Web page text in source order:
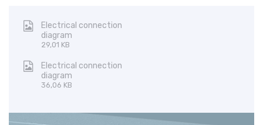
Electrical connection
diagram
29,01 KB
Electrical connection
diagram
36,06 KB